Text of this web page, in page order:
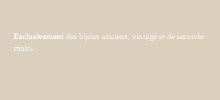
Exclusivement des bijoux anciens, vintage et de seconde
main.